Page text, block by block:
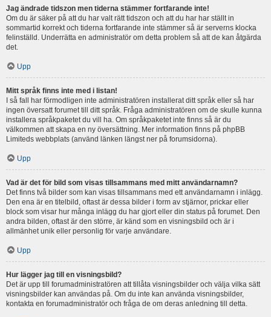
Jag ändrade tidszon men tiderna stämmer fortfarande inte!
Om du är säker på att du har valt rätt tidszon och att du har har ställt in
sommartid korrekt och tiderna fortfarande inte stämmer så är serverns klocka
felinställd. Underrätta en administratör om detta problem så att de kan åtgärda
det.
Upp
Mitt språk finns inte med i listan!
I så fall har förmodligen inte administratören installerat ditt språk eller så har
ingen översatt forumet till ditt språk. Fråga administratören om de skulle kunna
installera språkpaketet du vill ha. Om språkpaketet inte finns så är du
välkommen att skapa en ny översättning. Mer information finns på phpBB
Limiteds webbplats (använd länken längst ner på forumsidorna).
Upp
Vad är det för bild som visas tillsammans med mitt användarnamn?
Det finns två bilder som kan visas tillsammans med ett användarnamn i inlägg.
Den ena är en titelbild, oftast är dessa bilder i form av stjärnor, prickar eller
block som visar hur många inlägg du har gjort eller din status på forumet. Den
andra bilden, oftast är den större, är känd som en visningsbild och är i
allmänhet unik eller personlig för varje användare.
Upp
Hur lägger jag till en visningsbild?
Det är upp till forumadministratören att tillåta visningsbilder och välja vilka sätt
visningsbilder kan användas på. Om du inte kan använda visningsbilder,
kontakta en forumadministratör och fråga de om deras anledning till detta.